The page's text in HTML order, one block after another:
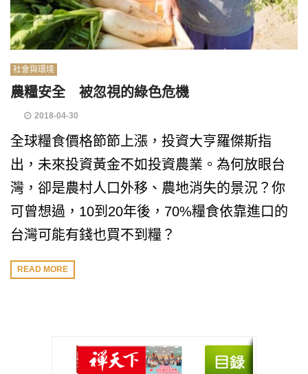
社會與環境
農糧安全 被忽視的綠色危機
2018-04-30
全球糧食價格節節上漲，投資大亨羅傑斯指
出，未來投資黃金不如投資農業。為何放眼台
灣，卻是農村人口外移、農地消失的景況？你
可曾想過，10到20年後，70%糧食依靠進口的
台灣可能有錢也買不到糧？
READ MORE